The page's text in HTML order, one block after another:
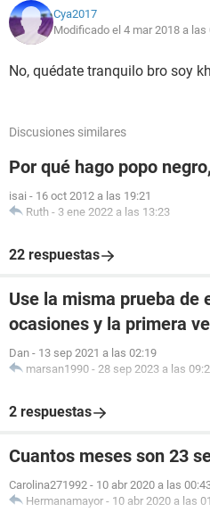
Cya2017
Modificado el 4 mar 2018 a las
No, quédate tranquilo bro soy
Discusiones similares
Por qué hago popo
isai - 16 oct 2012 a las 19:21
Ruth - 3 ene 2022 a las 13:23
22 respuestas
Use la misma prueba de
ocasiones y la primera
Dan - 13 sep 2021 a las 02:19
marsan1990 - 28 sep 2023 a las
2 respuestas
Cuantos meses son 23
Carolina271992 - 10 abr 2020 a las
Hermanamayor - 10 abr 2020 a las